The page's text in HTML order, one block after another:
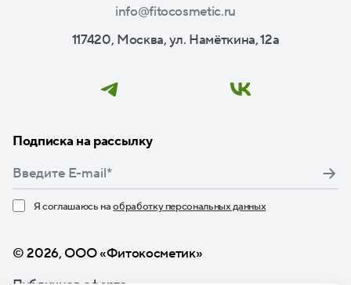
info@fitocosmetic.ru
117420, Москва, ул. Намёткина, 12а
Подписка на рассылку
Я соглашаюсь наобработку персональных данных
© 2026, ООО «Фитокосметик»